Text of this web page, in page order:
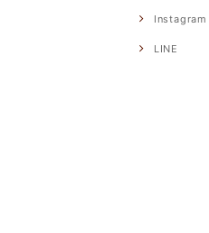
Instagram
LINE